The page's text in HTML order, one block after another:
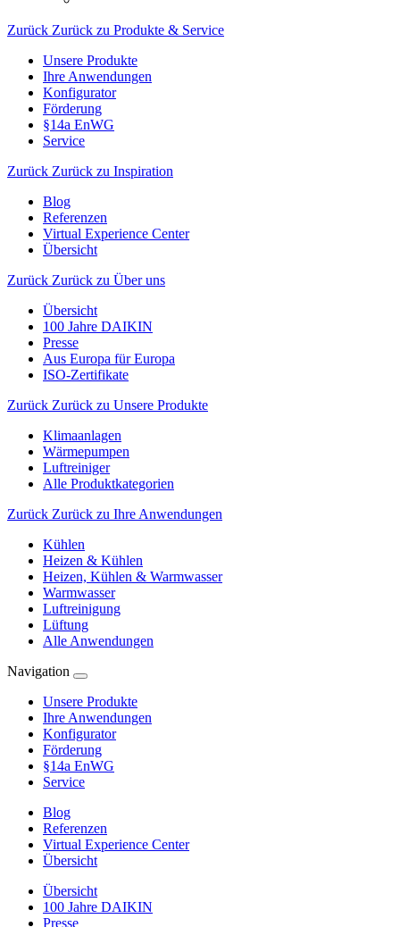
Zurück Zurück zu Produkte & Service
Unsere Produkte
Ihre Anwendungen
Konfigurator
Förderung
§14a EnWG
Service
Zurück Zurück zu Inspiration
Blog
Referenzen
Virtual Experience Center
Übersicht
Zurück Zurück zu Über uns
Übersicht
100 Jahre DAIKIN
Presse
Aus Europa für Europa
ISO-Zertifikate
Zurück Zurück zu Unsere Produkte
Klimaanlagen
Wärmepumpen
Luftreiniger
Alle Produktkategorien
Zurück Zurück zu Ihre Anwendungen
Kühlen
Heizen & Kühlen
Heizen, Kühlen & Warmwasser
Warmwasser
Luftreinigung
Lüftung
Alle Anwendungen
Navigation
Unsere Produkte
Ihre Anwendungen
Konfigurator
Förderung
§14a EnWG
Service
Blog
Referenzen
Virtual Experience Center
Übersicht
Übersicht
100 Jahre DAIKIN
Presse